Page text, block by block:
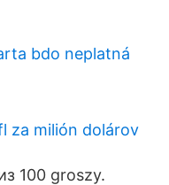
bdo neplatná
za milión dolárov
100 groszy.